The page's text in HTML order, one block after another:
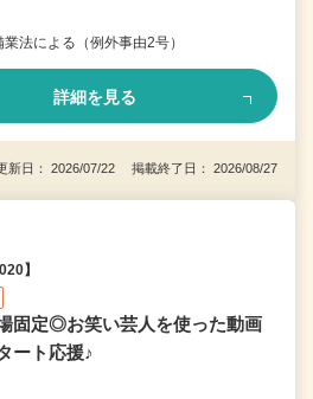
法による（例外事由2号）
詳細を見る
新日： 2026/07/22 掲載終了日： 2026/08/27
】
固定◎お笑い芸人を使った動画
ート応援♪